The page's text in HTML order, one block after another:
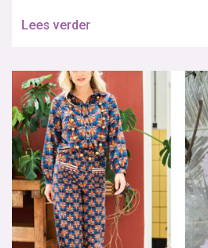
Lees verder